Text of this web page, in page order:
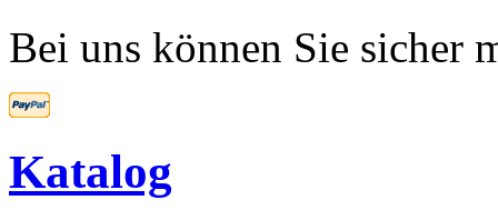
Bei uns können Sie sicher
Katalog